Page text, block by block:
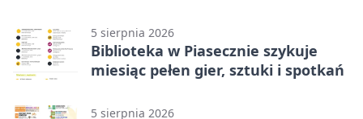
5 sierpnia 2026
Biblioteka w Piasecznie szykuje
miesiąc pełen gier, sztuki i spotkań
5 sierpnia 2026